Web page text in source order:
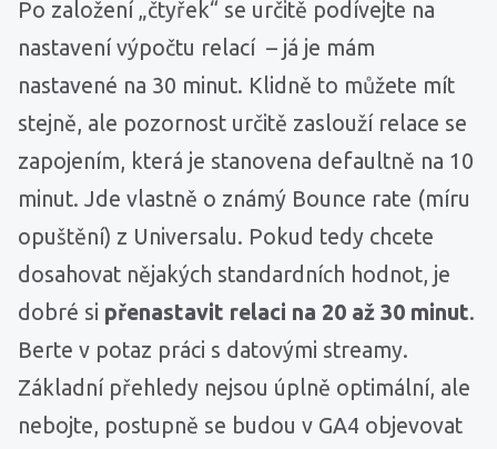
Po založení „čtyřek“ se určitě podívejte na
nastavení výpočtu relací – já je mám
nastavené na 30 minut. Klidně to můžete mít
stejně, ale pozornost určitě zaslouží relace se
zapojením, která je stanovena defaultně na 10
minut. Jde vlastně o známý Bounce rate (míru
opuštění) z Universalu. Pokud tedy chcete
dosahovat nějakých standardních hodnot, je
dobré si přenastavit relaci na 20 až 30 minut.
Berte v potaz práci s datovými streamy.
Základní přehledy nejsou úplně optimální, ale
nebojte, postupně se budou v GA4 objevovat